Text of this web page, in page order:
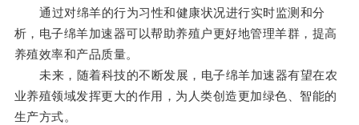
通过对绵羊的行为习性和健康状况进行实时监测和分
析，电子绵羊加速器可以帮助养殖户更好地管理羊群，提高
养殖效率和产品质量。
未来，随着科技的不断发展，电子绵羊加速器有望在农
业养殖领域发挥更大的作用，为人类创造更加绿色、智能的
生产方式。